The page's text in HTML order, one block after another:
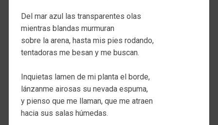
Del mar azul las transparentes olas
mientras blandas murmuran
sobre la arena, hasta mis pies rodando,
tentadoras me besan y me buscan.
Inquietas lamen de mi planta el borde,
lánzanme airosas su nevada espuma,
y pienso que me llaman, que me atraen
hacia sus salas húmedas.